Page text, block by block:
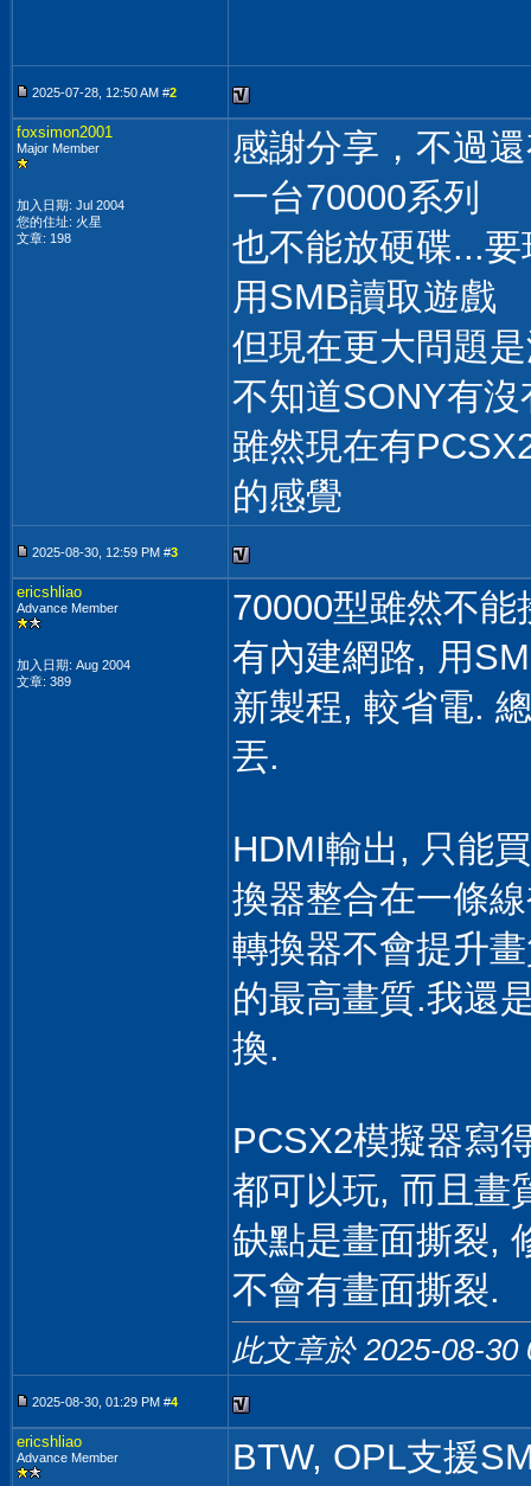
2025-07-28, 12:50 AM #2
foxsimon2001
Major Member
加入日期: Jul 2004
您的住址: 火星
文章: 198
感謝分享，不過
一台70000系列
也不能放硬碟...
用SMB讀取遊戲
但現在更大問題
不知道SONY有
雖然現在有
的感覺
2025-08-30, 12:59 PM #3
ericshliao
Advance Member
加入日期: Aug 2004
文章: 389
70000型雖然不
有內建網路, 用
新製程, 較省電.
丟.
HDMI輸出, 只能
換器整合在一條
轉換器不會提升
的最高畫質.我還
換.
PCSX2模擬器寫
都可以玩, 而且畫
缺點是畫面撕裂,
不會有畫面撕裂.
此文章於 2025-08-30
2025-08-30, 01:29 PM #4
ericshliao
Advance Member BTW, OPL支援